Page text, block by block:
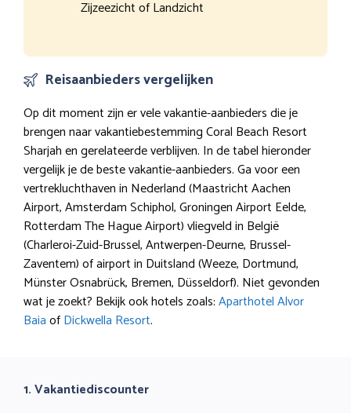
Zijzeezicht of Landzicht
Reisaanbieders vergelijken
Op dit moment zijn er vele vakantie-aanbieders die je
brengen naar vakantiebestemming Coral Beach Resort
Sharjah en gerelateerde verblijven. In de tabel hieronder
vergelijk je de beste vakantie-aanbieders. Ga voor een
vertrekluchthaven in Nederland (Maastricht Aachen
Airport, Amsterdam Schiphol, Groningen Airport Eelde,
Rotterdam The Hague Airport) vliegveld in België
(Charleroi-Zuid-Brussel, Antwerpen-Deurne, Brussel-
Zaventem) of airport in Duitsland (Weeze, Dortmund,
Münster Osnabrück, Bremen, Düsseldorf). Niet gevonden
wat je zoekt? Bekijk ook hotels zoals:Aparthotel Alvor
BaiaofDickwella Resort.
1. Vakantiediscounter